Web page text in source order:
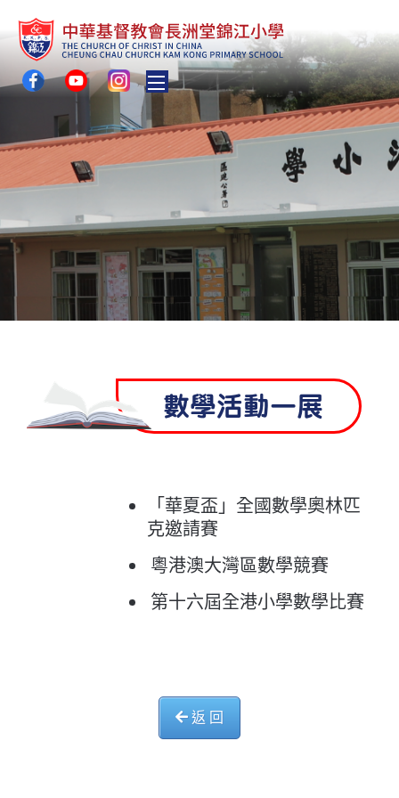
Toggle main menu visibility
數學活動一展
「華夏盃」全國數學奧林匹
克邀請賽
粵港澳大灣區數學競賽
第十六屆全港小學數學比賽
返 回